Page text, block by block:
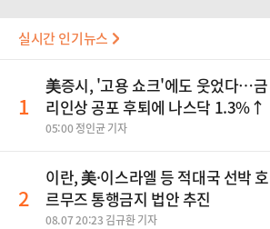
실시간 인기뉴스
1
美증시, '고용 쇼크'에도 웃었다…금
리인상 공포 후퇴에 나스닥 1.3%↑
05:00 정인균 기자
2
이란, 美·이스라엘 등 적대국 선박 호
르무즈 통행금지 법안 추진
08.07 20:23 김규환 기자